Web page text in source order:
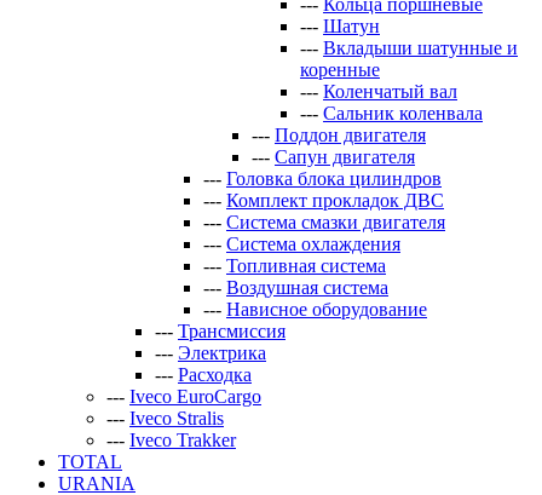
--- Кольца поршневые
--- Шатун
--- Вкладыши шатунные и
коренные
--- Коленчатый вал
--- Сальник коленвала
--- Поддон двигателя
--- Сапун двигателя
--- Головка блока цилиндров
--- Комплект прокладок ДВС
--- Система смазки двигателя
--- Система охлаждения
--- Топливная система
--- Воздушная система
--- Нависное оборудование
--- Трансмиссия
--- Электрика
--- Расходка
--- Iveco EuroCargo
--- Iveco Stralis
--- Iveco Trakker
TOTAL
URANIA